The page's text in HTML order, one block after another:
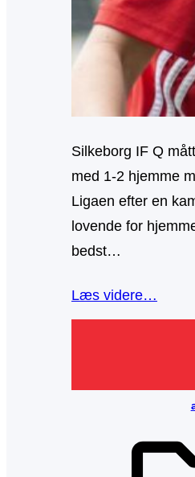
Silkeborg IF Q
med 1-2 hjemme
Ligaen efter en
lovende for
bedst…
Læs videre…